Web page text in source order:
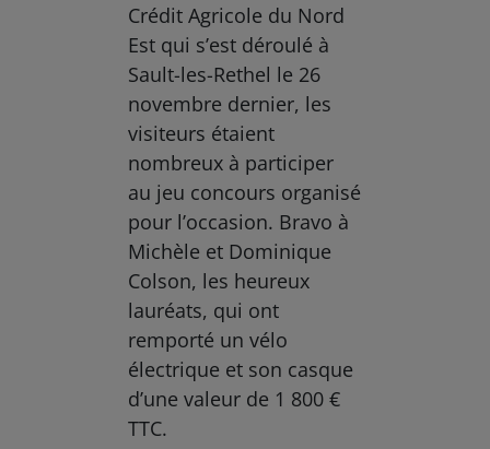
Crédit Agricole du Nord
Est qui s’est déroulé à
Sault-les-Rethel le 26
novembre dernier, les
visiteurs étaient
nombreux à participer
au jeu concours organisé
pour l’occasion. Bravo à
Michèle et Dominique
Colson, les heureux
lauréats, qui ont
remporté un vélo
électrique et son casque
d’une valeur de 1 800 €
TTC.